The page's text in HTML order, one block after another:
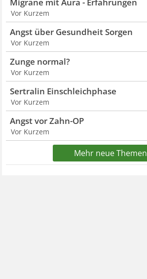
Vor Kurzem
Angst über Gesundheit Sorgen
Vor Kurzem
Zunge normal?
Vor Kurzem
Sertralin Einschleichphase
Vor Kurzem
Angst vor Zahn-OP
Vor Kurzem
Mehr neue Themen